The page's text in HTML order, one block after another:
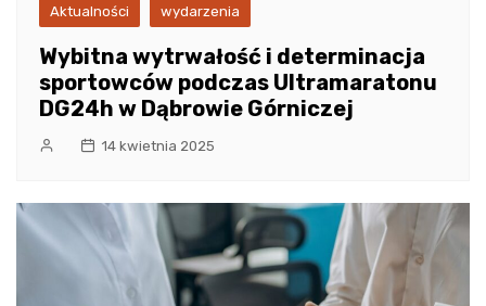
Aktualności wydarzenia
Wybitna wytrwałość i determinacja
sportowców podczas Ultramaratonu
DG24h w Dąbrowie Górniczej
14 kwietnia 2025